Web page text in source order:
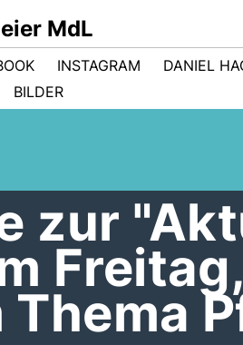
MdL
INSTAGRAM DANIEL
BILDER
zur